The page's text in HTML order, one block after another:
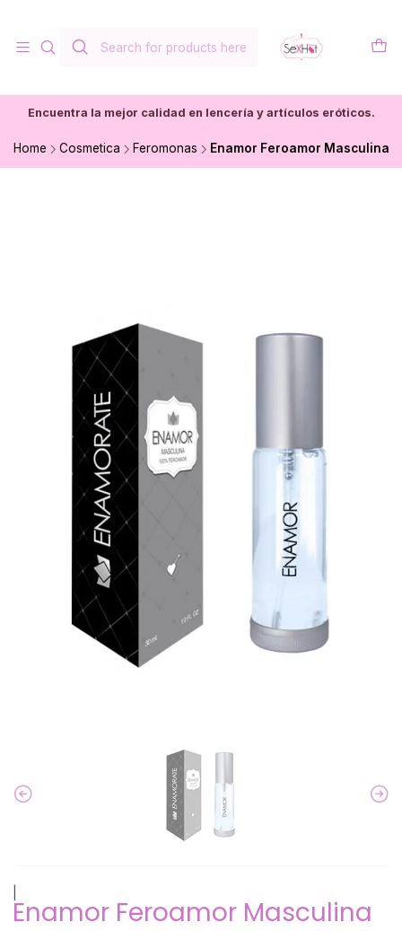
Encuentra la mejor calidad en lencería y artículos eróticos.
Home Cosmetica Feromonas Enamor Feroamor Masculina
Enamor Feroamor Masculina